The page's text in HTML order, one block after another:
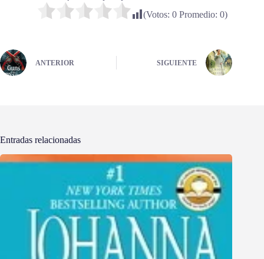
(Votos: 0Promedio: 0)
ANTERIOR SIGUIENTE
Entradas relacionadas